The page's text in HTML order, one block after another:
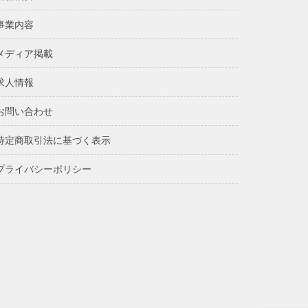
業内容
ディア掲載
人情報
問い合わせ
定商取引法に基づく表示
ライバシーポリシー